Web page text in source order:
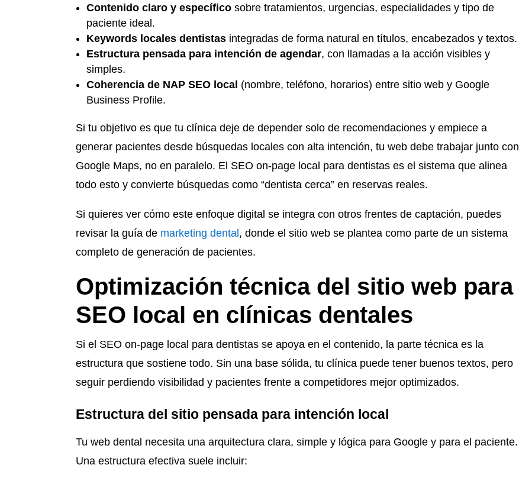
Contenido claro y específicosobre tratamientos, urgencias, especialidades y tipo de
paciente ideal.
Keywords locales dentistasintegradas de forma natural en títulos, encabezados y textos.
Estructura pensada para intención de agendar, con llamadas a la acción visibles y
simples.
Coherencia de NAP SEO local (nombre, teléfono, horarios) entre sitio web y Google
Business Profile.
Si tu objetivo es que tu clínica deje de depender solo de recomendaciones y empiece a
generar pacientes desde búsquedas locales con alta intención, tu web debe trabajar junto con
Google Maps, no en paralelo. El SEO on-page local para dentistas es el sistema que alinea
todo esto y convierte búsquedas como “dentista cerca” en reservas reales.
Si quieres ver cómo este enfoque digital se integra con otros frentes de captación, puedes
revisar la guía de marketing dental , donde el sitio web se plantea como parte de un sistema
completo de generación de pacientes.
Optimización técnica del sitio web para
SEO local en clínicas dentales
Si el SEO on-page local para dentistas se apoya en el contenido, la parte técnica es la
estructura que sostiene todo. Sin una base sólida, tu clínica puede tener buenos textos, pero
seguir perdiendo visibilidad y pacientes frente a competidores mejor optimizados.
Estructura del sitio pensada para intención local
Tu web dental necesita una arquitectura clara, simple y lógica para Google y para el paciente.
Una estructura efectiva suele incluir: